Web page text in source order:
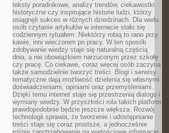
teksty poradnikowe, analizy trendów, ciekawostki
historyczne czy inspirujące historie ludzi, którzy
osiągnęli sukces w różnych dziedzinach. Dla wielu
osób czytanie artykułów w internecie stało się
codziennym rytuałem. Niektórzy robią to rano przy
kawie, inni wieczorem po pracy. W ten sposób
zdobywanie wiedzy staje się naturalną częścią
dnia, a nie obowiązkiem narzuconym przez szkołę
czy pracę. Co ciekawe, coraz więcej osób zaczyna
także samodzielnie tworzyć treści. Blogi i serwisy
tematyczne dają możliwość dzielenia się własnymi
doświadczeniami, opiniami oraz przemyśleniami.
Dzięki temu internet staje się przestrzenią dialogu i
wymiany wiedzy. W przyszłości rola takich platform
prawdopodobnie będzie jeszcze większa. Rozwój
technologii sprawia, że tworzenie i udostępnianie
treści staje się coraz prostsze, a jednocześnie